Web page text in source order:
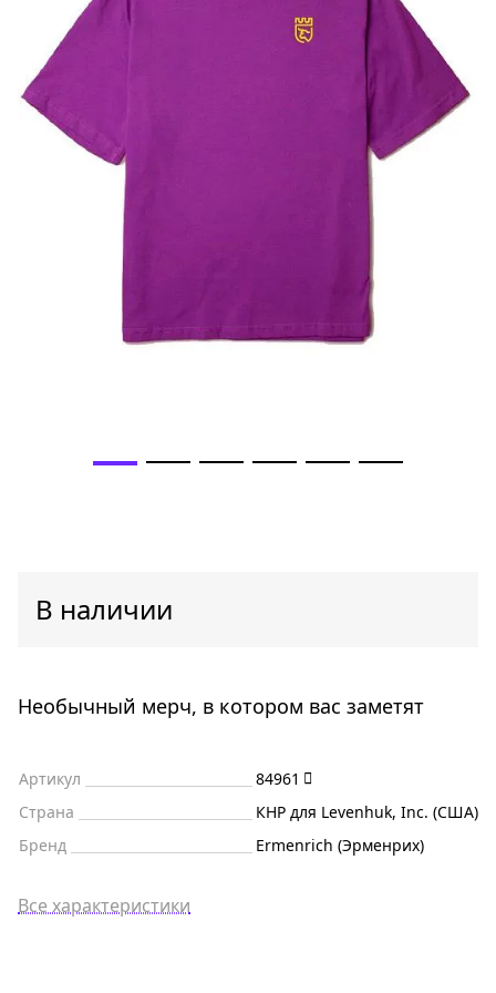
Необычный мерч, в котором вас заметят
В наличии
Артикул
84961
Страна
КНР для Levenhuk, Inc. (США)
Бренд
Ermenrich (Эрменрих)
Все характеристики